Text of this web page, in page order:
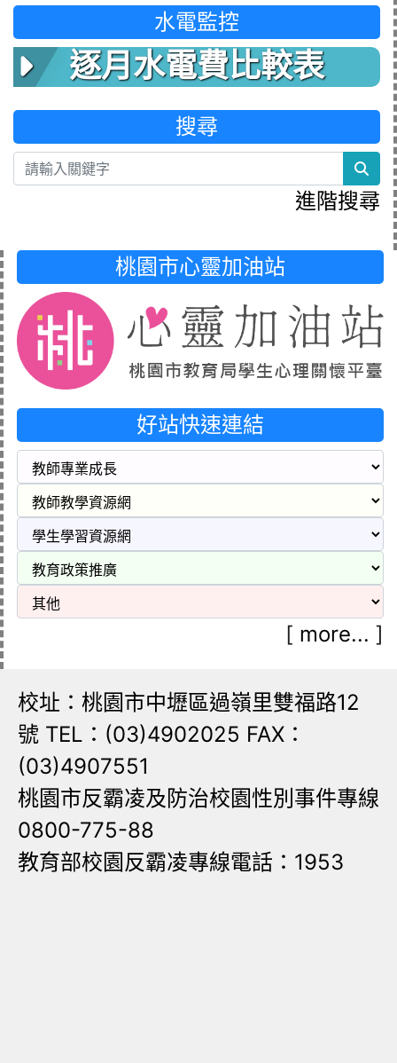
水電監控
逐月水電費比較表
搜尋
進階搜尋
桃園市心靈加油站
好站快速連結
[ more... ]
校址：桃園市中壢區過嶺里雙福路12
號 TEL：(03)4902025 FAX：
(03)4907551
桃園市反霸凌及防治校園性別事件專線
0800-775-88
教育部校園反霸凌專線電話：1953